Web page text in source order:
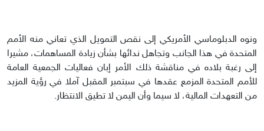
ونوه الدبلوماسي الأمريكي إلى نقص التمويل الذي تعاني منه الأمم
المتحدة في هذا الجانب وتجاهل ندائها بشأن زيادة المساهمات، مشيرا
إلى رغبة بلاده في مناقشة ذلك الأمر إبان فعاليات الجمعية العامة
للأمم المتحدة المزمع عقدها في سبتمبر المقبل آملا في رؤية المزيد
من التعهدات المالية، لا سيما وأن اليمن لا تطيق الانتظار.